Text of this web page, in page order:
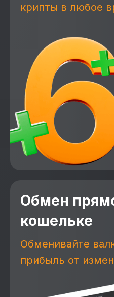
крипты в любое
Обмен
кошельке
Обменивайте
прибыль от